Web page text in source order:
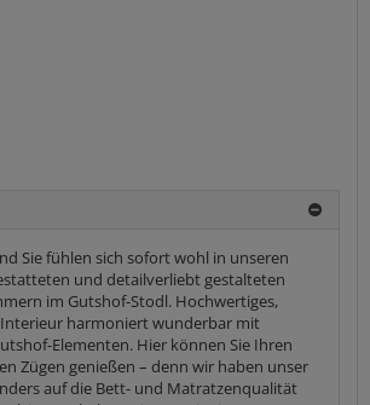
Sie fühlen sich sofort wohl in unseren
und detailverliebt gestalteten
im Gutshof-Stodl. Hochwertiges,
harmoniert wunderbar mit
Elementen. Hier können Sie Ihren
Zügen genießen – denn wir haben unser
auf die Bett- und Matratzenqualität